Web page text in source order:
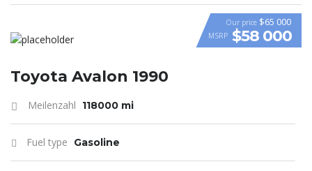
VIDEO
Our price $65 000
MSRP $58 000
Toyota Avalon 1990
Meilenzahl 118000 mi
Fuel type Gasoline